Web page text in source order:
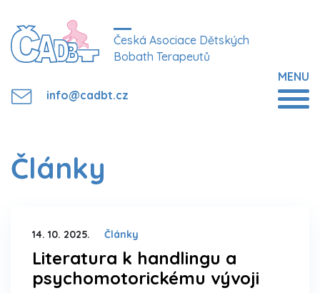
Česká Asociace Dětských
Bobath Terapeutů
info@cadbt.cz
MENU
Články
14. 10. 2025. Články
Literatura k handlingu a
psychomotorickému vývoji